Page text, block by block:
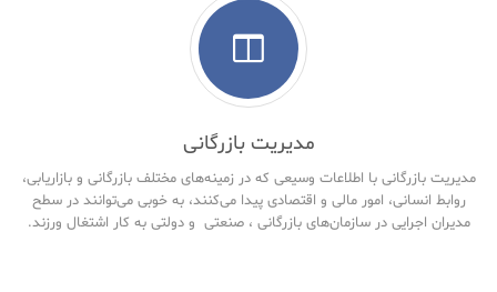
مدیریت بازرگانی
مدیریت بازرگانی با اطلاعات وسیعی که در زمینه‌های مختلف بازرگانی و بازاریابی،
روابط انسانی، امور مالی و اقتصادی پیدا می‌کنند، به خوبی می‌توانند در سطح
مدیران اجرایی در سازمان‌های بازرگانی ، صنعتی و دولتی به کار اشتغال ورزند.